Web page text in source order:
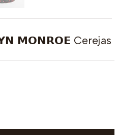
𝗠𝗢𝗡𝗥𝗢𝗘 Cerejas